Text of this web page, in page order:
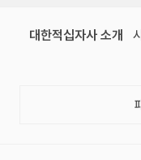
대한적십자사 소개